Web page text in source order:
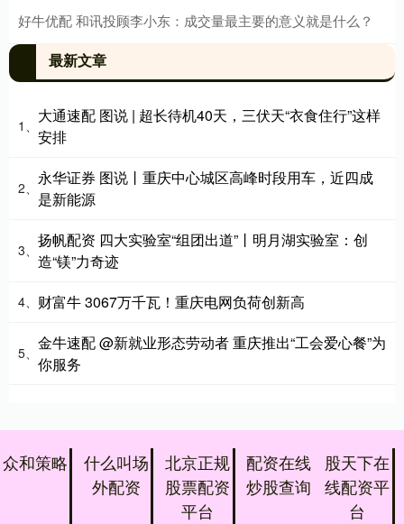
好牛优配 和讯投顾李小东：成交量最主要的意义就是什么？
最新文章
1、
大通速配 图说 | 超长待机40天，三伏天“衣食住行”这样
安排
2、
永华证券 图说丨重庆中心城区高峰时段用车，近四成
是新能源
3、
扬帆配资 四大实验室“组团出道”丨明月湖实验室：创
造“镁”力奇迹
4、 财富牛 3067万千瓦！重庆电网负荷创新高
5、
金牛速配 @新就业形态劳动者 重庆推出“工会爱心餐”为
你服务
众和策略
什么叫场
外配资
北京正规
股票配资
平台
配资在线
炒股查询
股天下在
线配资平
台